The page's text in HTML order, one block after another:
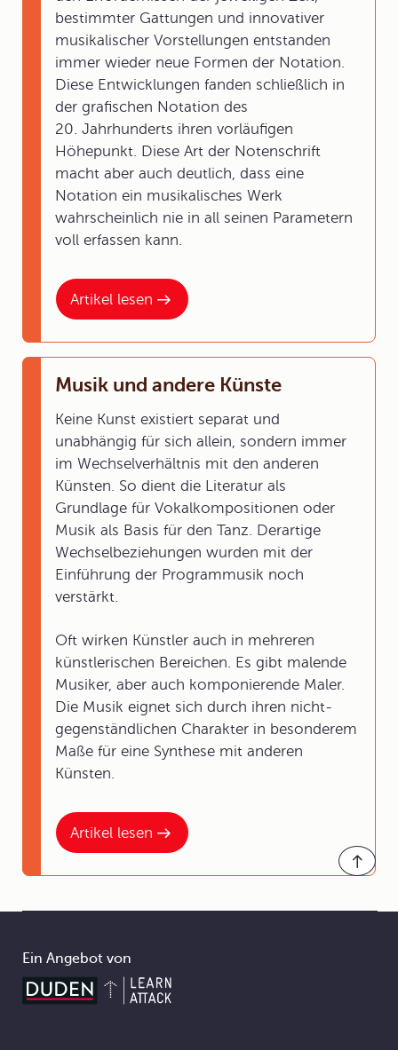
Artikel lesen
bestimmter Gattungen und innovativer
musikalischer Vorstellungen entstanden
immer wieder neue Formen der Notation.
Diese Entwicklungen fanden schließlich in
der grafischen Notation des
20. Jahrhunderts ihren vorläufigen
Höhepunkt. Diese Art der Notenschrift
macht aber auch deutlich, dass eine
Notation ein musikalisches Werk
wahrscheinlich nie in all seinen Parametern
voll erfassen kann.
Artikel lesen
Musik und andere Künste
Keine Kunst existiert separat und
unabhängig für sich allein, sondern immer
im Wechselverhältnis mit den anderen
Künsten. So dient die Literatur als
Grundlage für Vokalkompositionen oder
Musik als Basis für den Tanz. Derartige
Wechselbeziehungen wurden mit der
Einführung der Programmusik noch
verstärkt.
Oft wirken Künstler auch in mehreren
künstlerischen Bereichen. Es gibt malende
Musiker, aber auch komponierende Maler.
Die Musik eignet sich durch ihren nicht-
gegenständlichen Charakter in besonderem
Maße für eine Synthese mit anderen
Künsten.
Ein Angebot von